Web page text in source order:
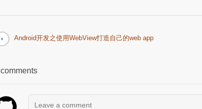
Android开发之使用WebView打造自己的web app
comments